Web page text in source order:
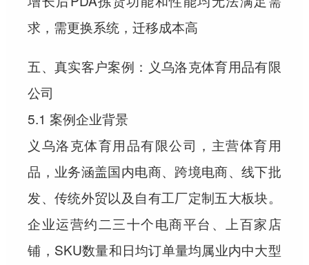
求，需更换系统，迁移成本高
五、真实客户案例：义乌洛克体育用品有限
公司
5.1 案例企业背景
义乌洛克体育用品有限公司，主营体育用
品，业务涵盖国内电商、跨境电商、线下批
发、传统外贸以及自有工厂定制五大板块。
企业运营约二三十个电商平台、上百家店
铺，SKU数量和日均订单量均属业内中大型